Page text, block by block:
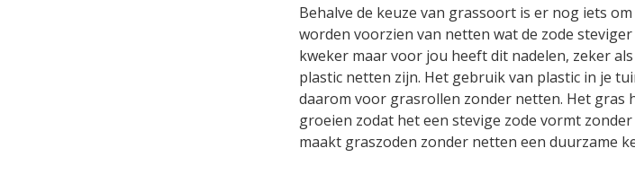
Behalve de keuze van grassoort is er nog iets
worden voorzien van netten wat de zode
kweker maar voor jou heeft dit nadelen, zeker
plastic netten zijn. Het gebruik van plastic in je
daarom voor grasrollen zonder netten. Het gras
groeien zodat het een stevige zode vormt
maakt graszoden zonder netten een duurzame